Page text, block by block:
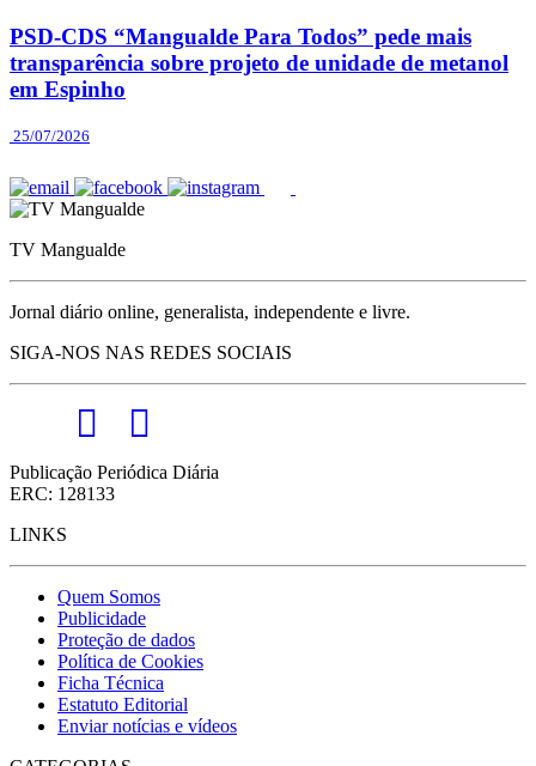
PSD-CDS “Mangualde Para Todos” pede mais
transparência sobre projeto de unidade de metanol
em Espinho
25/07/2026
TV Mangualde
Jornal diário online, generalista, independente e livre.
SIGA-NOS NAS REDES SOCIAIS
Publicação Periódica Diária
ERC: 128133
LINKS
Quem Somos
Publicidade
Proteção de dados
Política de Cookies
Ficha Técnica
Estatuto Editorial
Enviar notícias e vídeos